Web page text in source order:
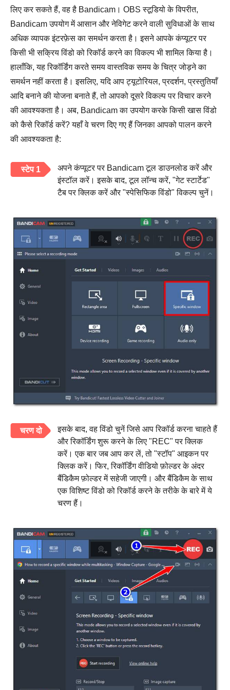
लिए कर सकते हैं, वह है Bandicam। OBS स्टूडियो के विपरीत,
Bandicam उपयोग में आसान और नेविगेट करने वाली सुविधाओं के साथ
अधिक व्यापक इंटरफ़ेस का समर्थन करता है। इसने आपके कंप्यूटर पर
किसी भी सक्रिय विंडो को रिकॉर्ड करने का विकल्प भी शामिल किया है।
हालाँकि, यह रिकॉर्डिंग करते समय वास्तविक समय के चित्र जोड़ने का
समर्थन नहीं करता है। इसलिए, यदि आप ट्यूटोरियल, प्रदर्शन, प्रस्तुतियाँ
आदि बनाने की योजना बनाते हैं, तो आपको दूसरे विकल्प पर विचार करने
की आवश्यकता है। अब, Bandicam का उपयोग करके किसी खास विंडो
को कैसे रिकॉर्ड करें? यहाँ वे चरण दिए गए हैं जिनका आपको पालन करने
की आवश्यकता है:
स्टेप 1
अपने कंप्यूटर पर Bandicam टूल डाउनलोड करें और
इंस्टॉल करें। इसके बाद, टूल लॉन्च करें, "गेट स्टार्टेड"
टैब पर क्लिक करें और "स्पेसिफिक विंडो" विकल्प चुनें।
चरण दो
इसके बाद, वह विंडो चुनें जिसे आप रिकॉर्ड करना चाहते हैं
और रिकॉर्डिंग शुरू करने के लिए "REC" पर क्लिक
करें। एक बार जब आप कर लें, तो "स्टॉप" आइकन पर
क्लिक करें। फिर, रिकॉर्डिंग वीडियो फ़ोल्डर के अंदर
बैंडिकैम फ़ोल्डर में सहेजी जाएगी। और बैंडिकैम के साथ
एक विशिष्ट विंडो को रिकॉर्ड करने के तरीके के बारे में ये
चरण हैं।